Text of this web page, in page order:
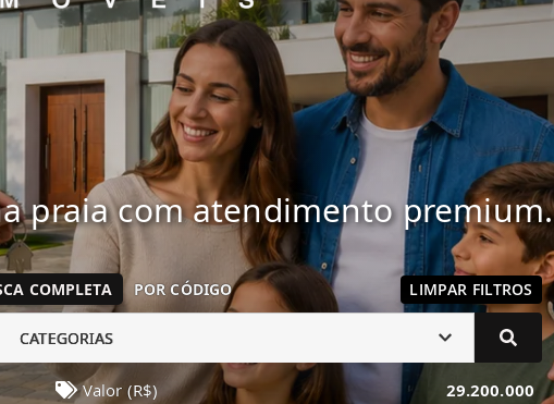
praia com atendimento premium.
COMPLETA POR CÓDIGO LIMPAR FILTROS
CATEGORIAS
Valor (R$) 29.200.000